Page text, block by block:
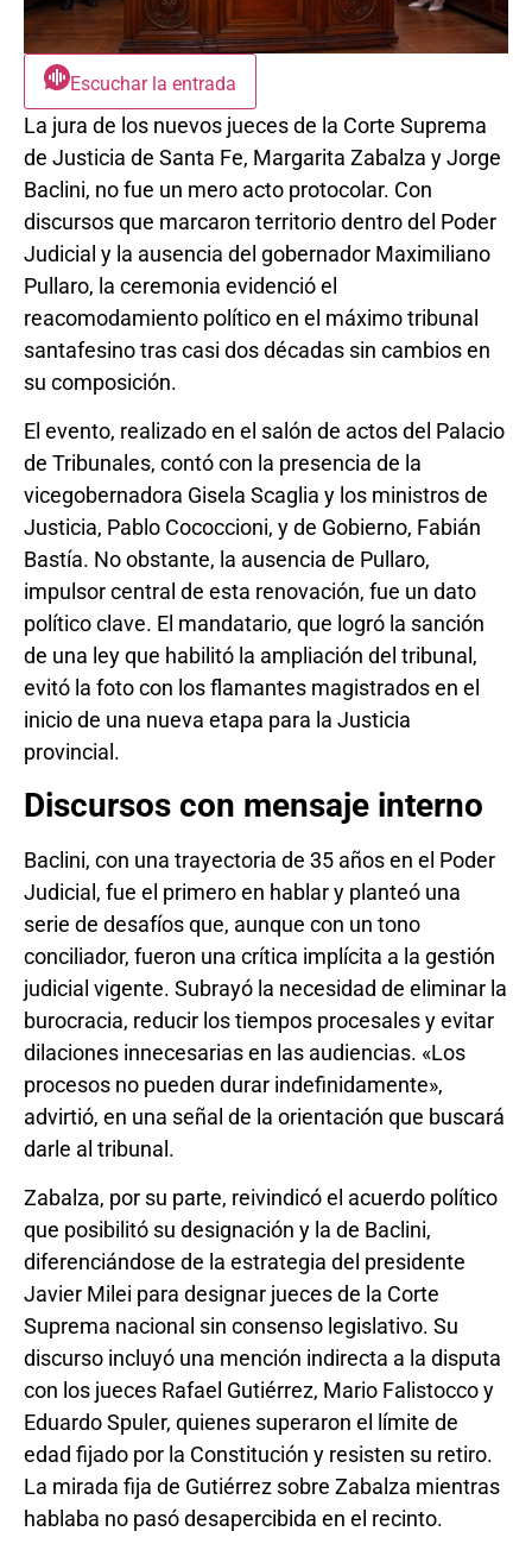
Escuchar la entrada
La jura de los nuevos jueces de la Corte Suprema
de Justicia de Santa Fe, Margarita Zabalza y Jorge
Baclini, no fue un mero acto protocolar. Con
discursos que marcaron territorio dentro del Poder
Judicial y la ausencia del gobernador Maximiliano
Pullaro, la ceremonia evidenció el
reacomodamiento político en el máximo tribunal
santafesino tras casi dos décadas sin cambios en
su composición.
El evento, realizado en el salón de actos del Palacio
de Tribunales, contó con la presencia de la
vicegobernadora Gisela Scaglia y los ministros de
Justicia, Pablo Cococcioni, y de Gobierno, Fabián
Bastía. No obstante, la ausencia de Pullaro,
impulsor central de esta renovación, fue un dato
político clave. El mandatario, que logró la sanción
de una ley que habilitó la ampliación del tribunal,
evitó la foto con los flamantes magistrados en el
inicio de una nueva etapa para la Justicia
provincial.
Discursos con mensaje interno
Baclini, con una trayectoria de 35 años en el Poder
Judicial, fue el primero en hablar y planteó una
serie de desafíos que, aunque con un tono
conciliador, fueron una crítica implícita a la gestión
judicial vigente. Subrayó la necesidad de eliminar la
burocracia, reducir los tiempos procesales y evitar
dilaciones innecesarias en las audiencias. «Los
procesos no pueden durar indefinidamente»,
advirtió, en una señal de la orientación que buscará
darle al tribunal.
Zabalza, por su parte, reivindicó el acuerdo político
que posibilitó su designación y la de Baclini,
diferenciándose de la estrategia del presidente
Javier Milei para designar jueces de la Corte
Suprema nacional sin consenso legislativo. Su
discurso incluyó una mención indirecta a la disputa
con los jueces Rafael Gutiérrez, Mario Falistocco y
Eduardo Spuler, quienes superaron el límite de
edad fijado por la Constitución y resisten su retiro.
La mirada fija de Gutiérrez sobre Zabalza mientras
hablaba no pasó desapercibida en el recinto.